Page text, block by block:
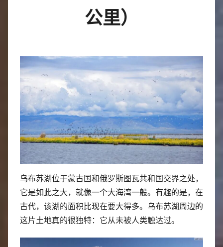
公里）
乌布苏湖位于蒙古国和俄罗斯图瓦共和国交界之处，
它是如此之大，就像一个大海湾一般。有趣的是，在
古代，该湖的面积比现在要大得多。乌布苏湖周边的
这片土地真的很独特：它从未被人类触达过。